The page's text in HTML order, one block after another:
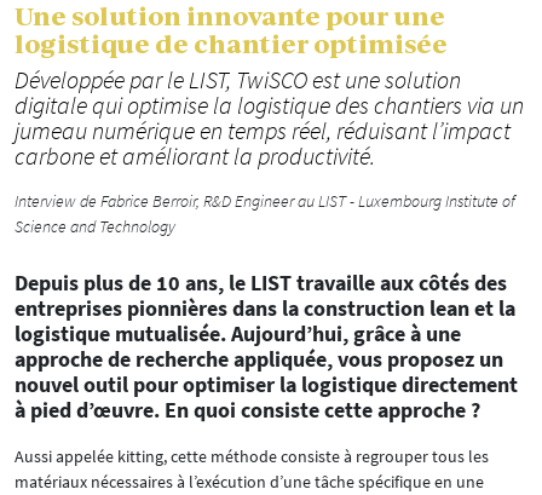
Une solution innovante pour une
logistique de chantier optimisée
Développée par le LIST, TwiSCO est une solution
digitale qui optimise la logistique des chantiers via un
jumeau numérique en temps réel, réduisant l’impact
carbone et améliorant la productivité.
Interview de Fabrice Berroir, R&D Engineer au LIST - Luxembourg Institute of
Science and Technology
Depuis plus de 10 ans, le LIST travaille aux côtés des
entreprises pionnières dans la construction lean et la
logistique mutualisée. Aujourd’hui, grâce à une
approche de recherche appliquée, vous proposez un
nouvel outil pour optimiser la logistique directement
à pied d’œuvre. En quoi consiste cette approche ?
Aussi appelée kitting, cette méthode consiste à regrouper tous les
matériaux nécessaires à l’exécution d’une tâche spécifique en une